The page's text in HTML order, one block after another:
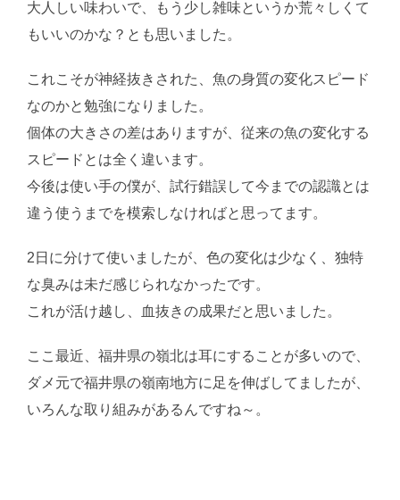
大人しい味わいで、もう少し雑味というか荒々しくて
もいいのかな？とも思いました。
これこそが神経抜きされた、魚の身質の変化スピード
なのかと勉強になりました。
個体の大きさの差はありますが、従来の魚の変化する
スピードとは全く違います。
今後は使い手の僕が、試行錯誤して今までの認識とは
違う使うまでを模索しなければと思ってます。
2日に分けて使いましたが、色の変化は少なく、独特
な臭みは未だ感じられなかったです。
これが活け越し、血抜きの成果だと思いました。
ここ最近、福井県の嶺北は耳にすることが多いので、
ダメ元で福井県の嶺南地方に足を伸ばしてましたが、
いろんな取り組みがあるんですね～。